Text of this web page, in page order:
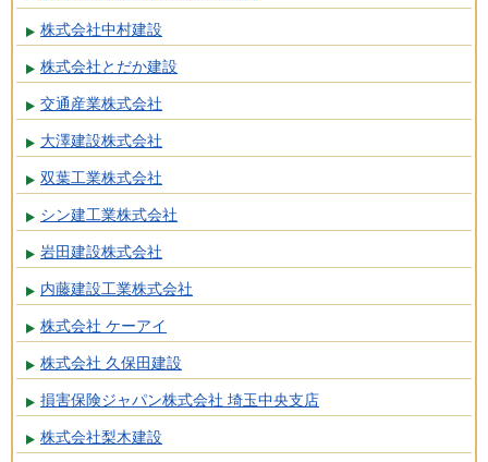
株式会社中村建設
株式会社とだか建設
交通産業株式会社
大澤建設株式会社
双葉工業株式会社
シン建工業株式会社
岩田建設株式会社
内藤建設工業株式会社
株式会社 ケーアイ
株式会社 久保田建設
損害保険ジャパン株式会社 埼玉中央支店
株式会社梨木建設